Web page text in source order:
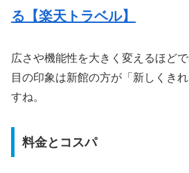
る【楽天トラベル】
広さや機能性を大きく変えるほど
目の印象は新館の方が「新しくき
すね。
料金とコスパ